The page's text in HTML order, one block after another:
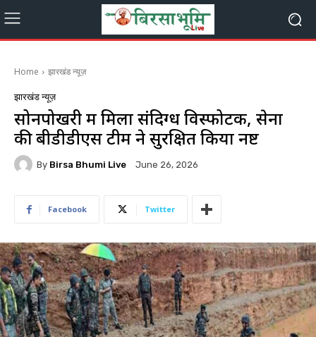
Home झारखंड न्यूज़
झारखंड न्यूज़
सोनपोखरी में मिला संदिग्ध विस्फोटक, सेना
की बीडीडीएस टीम ने सुरक्षित किया नष्ट
By Birsa Bhumi Live June 26, 2026
Facebook Twitter